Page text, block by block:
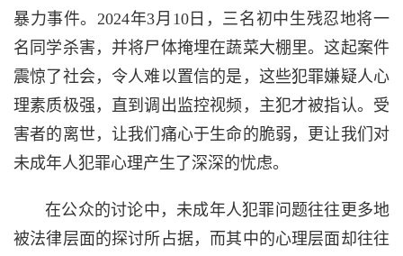
暴力事件。2024年3月10日，三名初中生残忍地将一
名同学杀害，并将尸体掩埋在蔬菜大棚里。这起案件
震惊了社会，令人难以置信的是，这些犯罪嫌疑人心
理素质极强，直到调出监控视频，主犯才被指认。受
害者的离世，让我们痛心于生命的脆弱，更让我们对
未成年人犯罪心理产生了深深的忧虑。
在公众的讨论中，未成年人犯罪问题往往更多地
被法律层面的探讨所占据，而其中的心理层面却往往